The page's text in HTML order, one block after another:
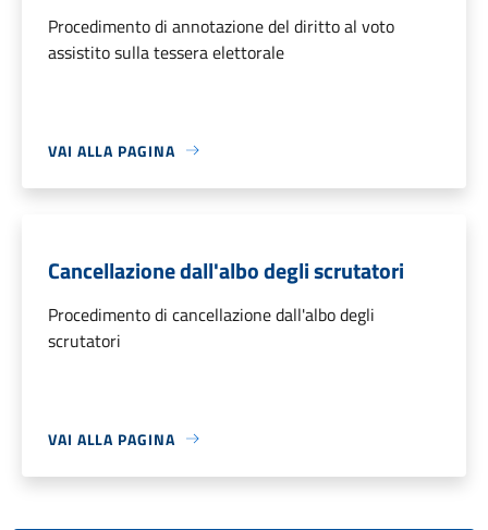
Procedimento di annotazione del diritto al voto
assistito sulla tessera elettorale
VAI ALLA PAGINA
Cancellazione dall'albo degli scrutatori
Procedimento di cancellazione dall'albo degli
scrutatori
VAI ALLA PAGINA